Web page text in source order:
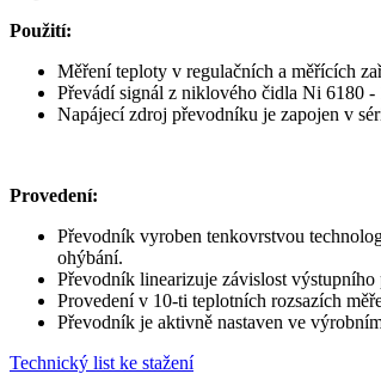
Použití:
Měření teploty v regulačních a měřících
Převádí signál z niklového čidla Ni 6180
Napájecí zdroj převodníku je zapojen v
Provedení:
Převodník vyroben tenkovrstvou
ohýbání.
Převodník linearizuje závislost výstupního
Provedení v 10-ti teplotních rozsazích
Převodník je aktivně nastaven ve
Technický list ke stažení